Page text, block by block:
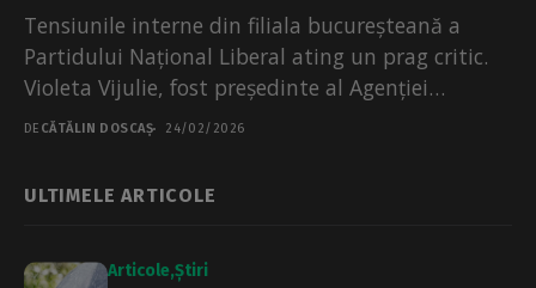
Tensiunile interne din filiala bucureșteană a
Partidului Național Liberal ating un prag critic.
Violeta Vijulie, fost președinte al Agenției
Naționale a Funcționarilor Publici și-a...
DE CĂTĂLIN DOSCAȘ 24/02/2026
ULTIMELE ARTICOLE
Articole Știri